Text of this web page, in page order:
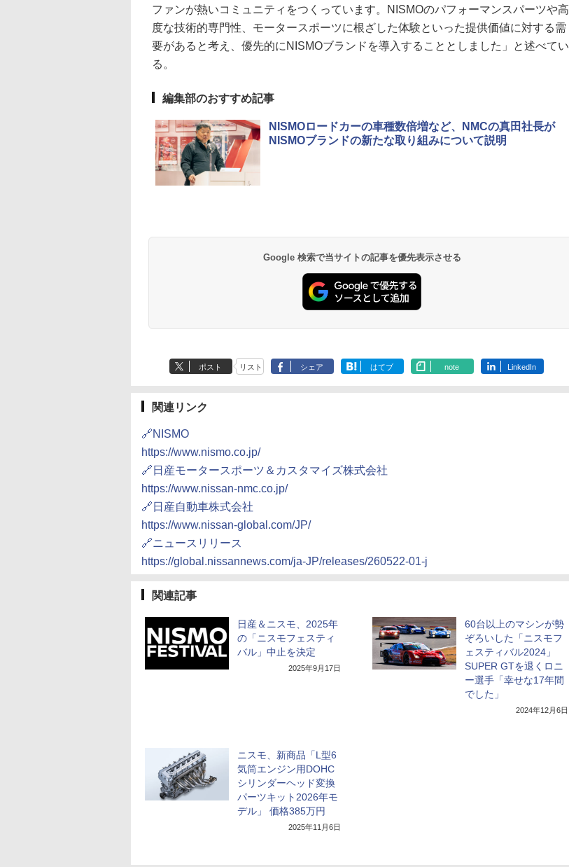
ファンが熱いコミュニティをつくっています。NISMOのパフォーマンスパーツや高
度な技術的専門性、モータースポーツに根ざした体験といった提供価値に対する需
要があると考え、優先的にNISMOブランドを導入することとしました」と述べてい
る。
編集部のおすすめ記事
NISMOロードカーの車種数倍増など、NMCの真田社長が
NISMOブランドの新たな取り組みについて説明
Google 検索で当サイトの記事を優先表示させる
ポスト リスト シェア はてブ note LinkedIn
関連リンク
🔗NISMO
https://www.nismo.co.jp/
🔗日産モータースポーツ＆カスタマイズ株式会社
https://www.nissan-nmc.co.jp/
🔗日産自動車株式会社
https://www.nissan-global.com/JP/
🔗ニュースリリース
https://global.nissannews.com/ja-JP/releases/260522-01-j
関連記事
日産＆ニスモ、2025年
の「ニスモフェスティ
バル」中止を決定
2025年9月17日
60台以上のマシンが勢
ぞろいした「ニスモフ
ェスティバル2024」
SUPER GTを退くロニ
ー選手「幸せな17年間
でした」
2024年12月6日
ニスモ、新商品「L型6
気筒エンジン用DOHC
シリンダーヘッド変換
パーツキット2026年モ
デル」 価格385万円
2025年11月6日